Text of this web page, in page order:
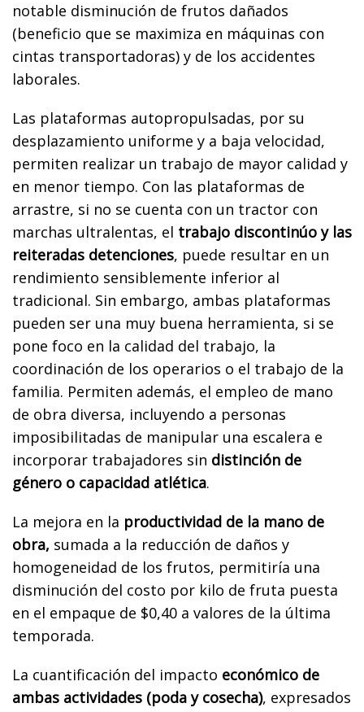
notable disminución de frutos dañados
(beneficio que se maximiza en máquinas con
cintas transportadoras) y de los accidentes
laborales.
Las plataformas autopropulsadas, por su
desplazamiento uniforme y a baja velocidad,
permiten realizar un trabajo de mayor calidad y
en menor tiempo. Con las plataformas de
arrastre, si no se cuenta con un tractor con
marchas ultralentas, el trabajo discontinúo y las
reiteradas detenciones, puede resultar en un
rendimiento sensiblemente inferior al
tradicional. Sin embargo, ambas plataformas
pueden ser una muy buena herramienta, si se
pone foco en la calidad del trabajo, la
coordinación de los operarios o el trabajo de la
familia. Permiten además, el empleo de mano
de obra diversa, incluyendo a personas
imposibilitadas de manipular una escalera e
incorporar trabajadores sin distinción de
género o capacidad atlética.
La mejora en la productividad de la mano de
obra, sumada a la reducción de daños y
homogeneidad de los frutos, permitiría una
disminución del costo por kilo de fruta puesta
en el empaque de $0,40 a valores de la última
temporada.
La cuantificación del impacto económico de
ambas actividades (poda y cosecha), expresados